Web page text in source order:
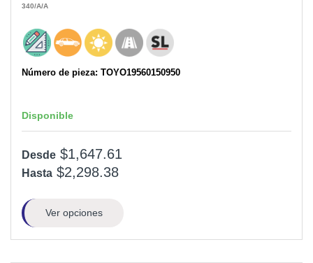
340/A/A
Número de pieza: TOYO19560150950
Disponible
Desde $1,647.61
Hasta $2,298.38
Ver opciones